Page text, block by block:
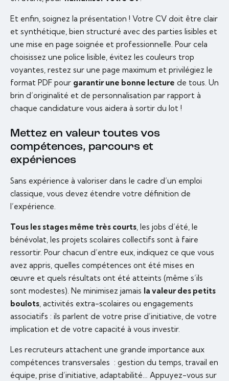
Et enfin, soignez la présentation ! Votre CV doit être clair
et synthétique, bien structuré avec des parties lisibles et
une mise en page soignée et professionnelle. Pour cela
choisissez une police lisible, évitez les couleurs trop
voyantes, restez sur une page maximum et privilégiez le
format PDF pour garantir une bonne lecture de tous. Un
brin d’originalité et de personnalisation par rapport à
chaque candidature vous aidera à sortir du lot !
Mettez en valeur toutes vos
compétences, parcours et
expériences
Sans expérience à valoriser dans le cadre d’un emploi
classique, vous devez étendre votre définition de
l’expérience.
Tous les stages même très courts, les jobs d’été, le
bénévolat, les projets scolaires collectifs sont à faire
ressortir. Pour chacun d’entre eux, indiquez ce que vous
avez appris, quelles compétences ont été mises en
œuvre et quels résultats ont été atteints (même s’ils
sont modestes). Ne minimisez jamais la valeur des petits
boulots, activités extra-scolaires ou engagements
associatifs : ils parlent de votre prise d’initiative, de votre
implication et de votre capacité à vous investir.
Les recruteurs attachent une grande importance aux
compétences transversales : gestion du temps, travail en
équipe, prise d’initiative, adaptabilité… Appuyez-vous sur